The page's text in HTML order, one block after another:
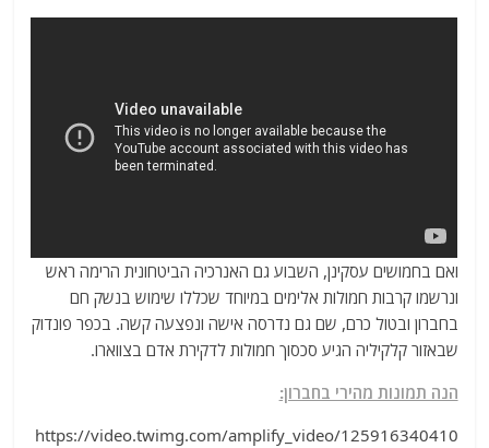
ואם בחמושים עסקינן, השבוע גם האנרכיה הביטחונית הרימה ראש
ונרשמו קרבות חמולות אלימים במיוחד שכללו שימוש בנשק חם
בחברון ובטול כרם, שם גם נדרסה אישה ונפצעה קשה. בכפר פונדוק
שבאזור קלקיליה הגיע סכסוך חמולות לדקירת אדם בצווארו.
הנה תמונות מהירי בחברון:
https://video.twimg.com/amplify_video/125916340410